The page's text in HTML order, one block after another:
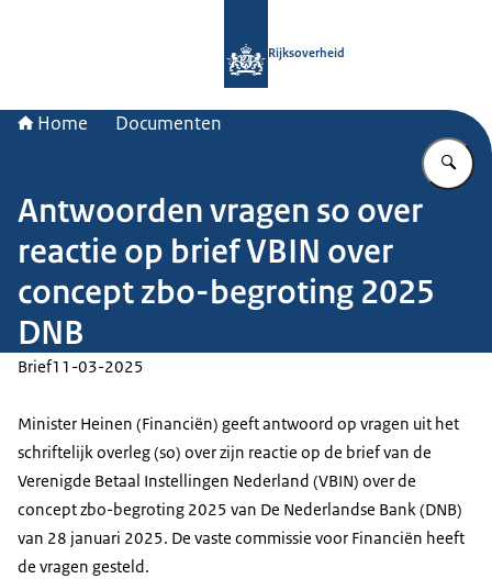
Rijksoverheid
Home Documenten
Antwoorden vragen so over
reactie op brief VBIN over
concept zbo-begroting 2025
DNB
Brief11-03-2025
Minister Heinen (Financiën) geeft antwoord op vragen uit het
schriftelijk overleg (so) over zijn reactie op de brief van de
Verenigde Betaal Instellingen Nederland (VBIN) over de
concept zbo-begroting 2025 van De Nederlandse Bank (DNB)
van 28 januari 2025. De vaste commissie voor Financiën heeft
de vragen gesteld.